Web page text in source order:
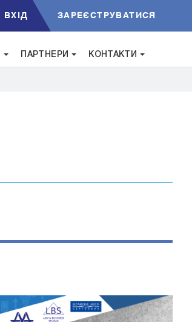
ВXIД ЗАРЕЄСТРУВАТИСЯ
ПАРТНЕРИ КОНТАКТИ